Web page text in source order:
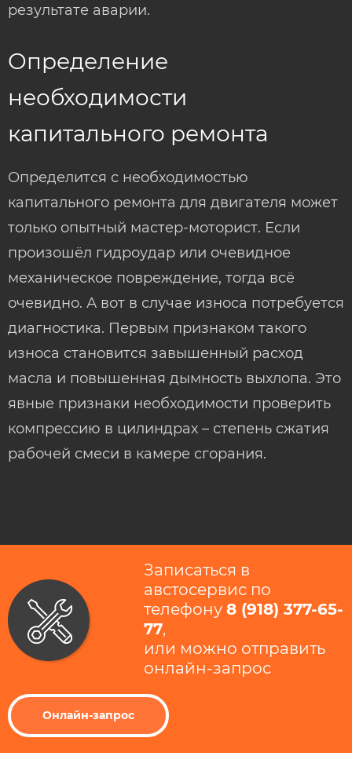
результате аварии.
Определение
необходимости
капитального ремонта
Определится с необходимостью
капитального ремонта для двигателя может
только опытный мастер-моторист. Если
произошёл гидроудар или очевидное
механическое повреждение, тогда всё
очевидно. А вот в случае износа потребуется
диагностика. Первым признаком такого
износа становится завышенный расход
масла и повышенная дымность выхлопа. Это
явные признаки необходимости проверить
компрессию в цилиндрах – степень сжатия
рабочей смеси в камере сгорания.
Записаться в
австосервис по
телефону 8 (918) 377-65-
77​,
или можно отправить
онлайн-запрос
Онлайн-запрос